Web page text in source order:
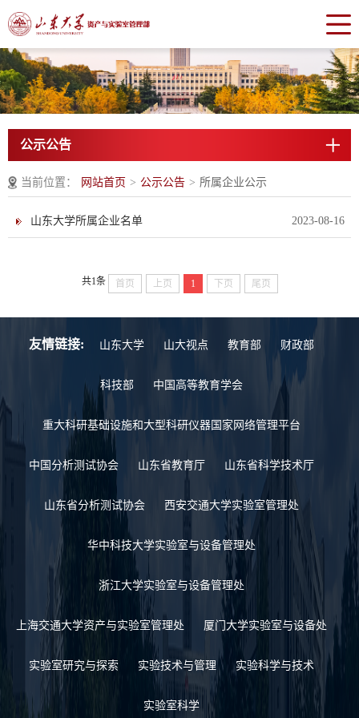
公示公告
当前位置： 网站首页 > 公示公告 > 所属企业公示
2023-08-16
山东大学所属企业名单
共1条 首页 上页 1 下页 尾页
友情链接: 山东大学 山大视点 教育部 财政部
科技部 中国高等教育学会
重大科研基础设施和大型科研仪器国家网络管理平台
中国分析测试协会 山东省教育厅 山东省科学技术厅
山东省分析测试协会 西安交通大学实验室管理处
华中科技大学实验室与设备管理处
浙江大学实验室与设备管理处
上海交通大学资产与实验室管理处 厦门大学实验室与设备处
实验室研究与探索 实验技术与管理 实验科学与技术
实验室科学